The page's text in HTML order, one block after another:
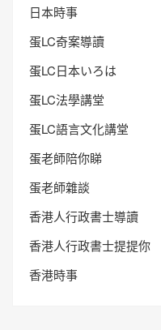
日本時事
蛋LC奇案導讀
蛋LC日本いろは
蛋LC法學講堂
蛋LC語言文化講堂
蛋老師陪你睇
蛋老師雜談
香港人行政書士導讀
香港人行政書士提提你
香港時事